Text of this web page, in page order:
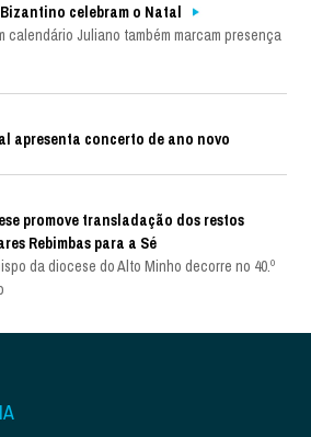
celebram o Natal
calendário Juliano também marcam presença
apresenta concerto de ano novo
promove transladação dos restos
Rebimbas para a Sé
da diocese do Alto Minho decorre no 40.º